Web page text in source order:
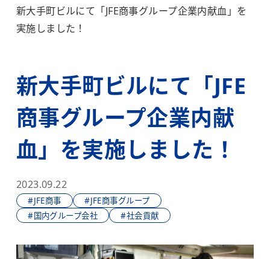
新大手町ビルにて「JFE商事グループ企業内献血」を
実施しました！
新大手町ビルにて「JFE
商事グループ企業内献
血」を実施しました！
2023.09.22
#JFE商事
#JFE商事グループ
#国内グループ会社
#社会貢献